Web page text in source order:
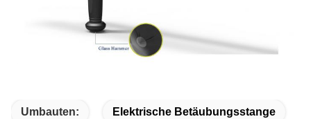
Umbauten: Elektrische Betäubungsstange